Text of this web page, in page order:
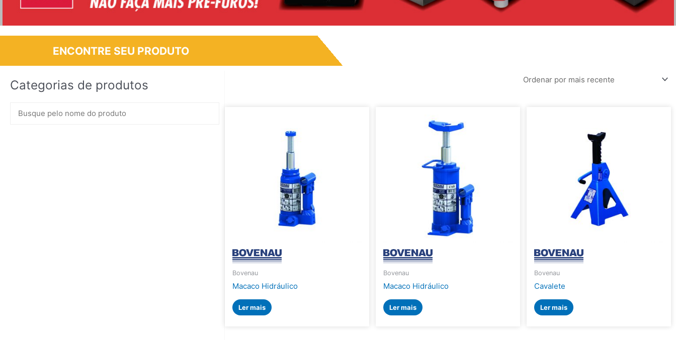
ENCONTRE SEU PRODUTO
Categorias de produtos
Bovenau
Macaco Hidráulico
Ler mais
Bovenau
Macaco Hidráulico
Ler mais
Bovenau
Cavalete
Ler mais